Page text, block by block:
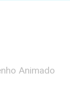
Animado